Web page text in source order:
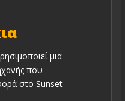
μια
που
στο Sunset